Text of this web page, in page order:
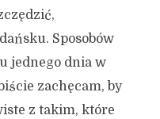
Sposobów
jednego dnia w
zachęcam, by
z takim, które